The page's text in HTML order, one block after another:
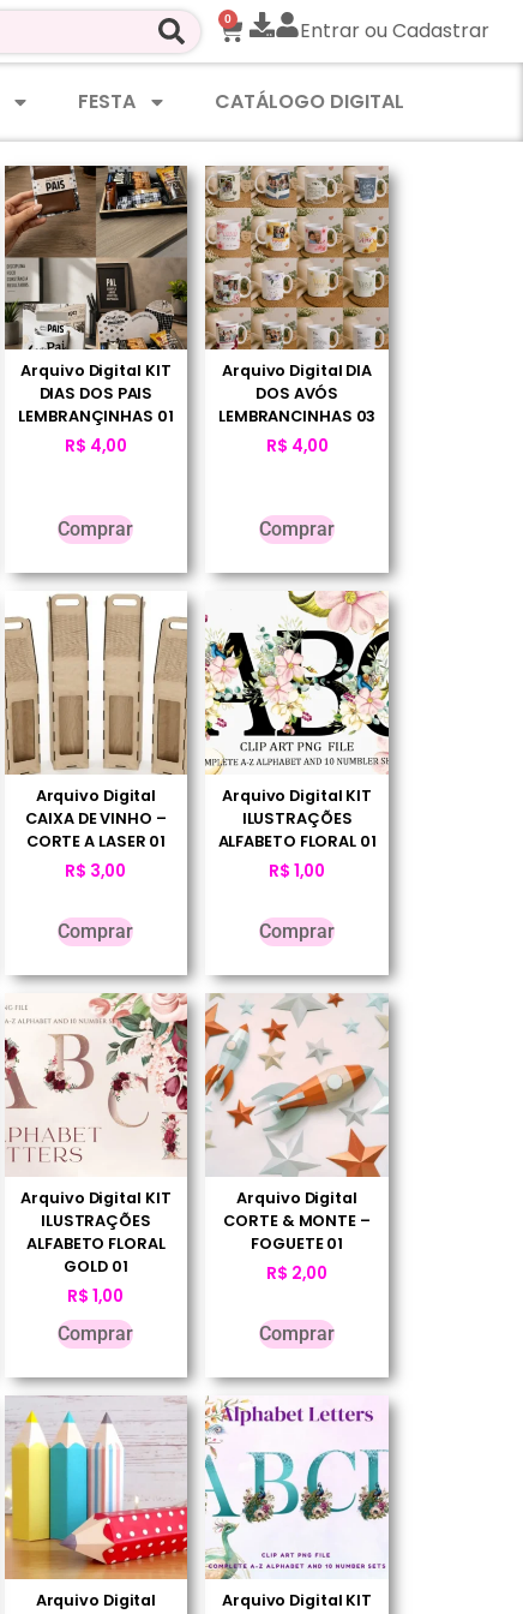
0 Entrar ou Cadastrar
FESTA CATÁLOGO DIGITAL
Arquivo Digital KIT
DIAS DOS PAIS
LEMBRANÇINHAS 01
R$ 4,00
Comprar
Arquivo Digital DIA
DOS AVÓS
LEMBRANCINHAS 03
R$ 4,00
Comprar
Arquivo Digital
CAIXA DE VINHO –
CORTE A LASER 01
R$ 3,00
Comprar
Arquivo Digital KIT
ILUSTRAÇÕES
ALFABETO FLORAL 01
R$ 1,00
Comprar
Arquivo Digital KIT
ILUSTRAÇÕES
ALFABETO FLORAL
GOLD 01
R$ 1,00
Comprar
Arquivo Digital
CORTE & MONTE –
FOGUETE 01
R$ 2,00
Comprar
Arquivo Digital
Arquivo Digital KIT